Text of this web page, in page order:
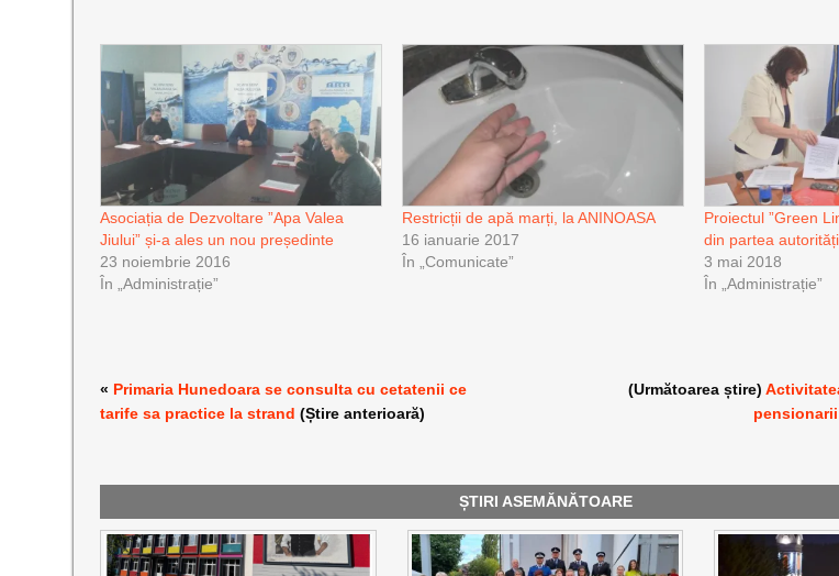
Asociația de Dezvoltare ”Apa Valea
Jiului” și-a ales un nou președinte
23 noiembrie 2016
În „Administrație”
Restricții de apă marți, la ANINOASA
16 ianuarie 2017
În „Comunicate”
Proiectul ”Green
din partea
3 mai 2018
În „Administrație”
« Primaria Hunedoara se consulta cu cetatenii ce
tarife sa practice la strand (Știre anterioară)
(Următoarea știre)
ȘTIRI ASEMĂNĂTOARE